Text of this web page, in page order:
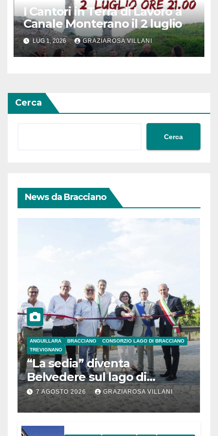
I Cantori in Terra di Lavoro a
Canale Monterano il 2 luglio
LUG 1, 2026 GRAZIAROSA VILLANI
Cerca
Cerca
News da Bracciano
ANGUILLARA BRACCIANO
CONSORZIO LAGO DI BRACCIANO
TREVIGNANO
“La sedia” diventa
Belvedere sul lago di
Bracciano: ieri
l’inaugurazione
7 AGOSTO 2026 GRAZIAROSA VILLANI